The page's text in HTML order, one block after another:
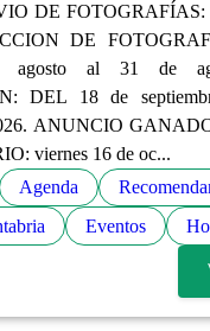
DE FOTOGRAFÍAS:
DE
al 31 de
DEL 18 de
ANUNCIO
viernes 16 de oc...
Agenda
Eventos